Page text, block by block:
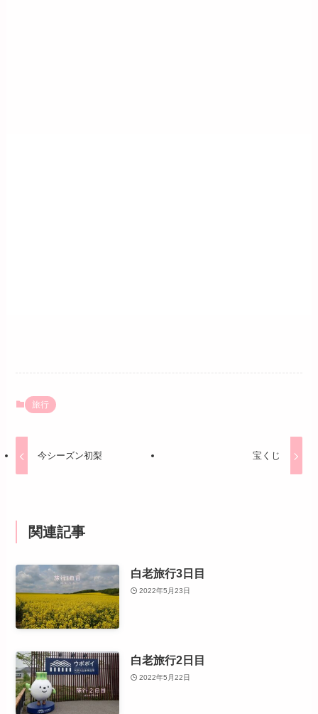
旅行
今シーズン初梨 宝くじ
関連記事
白老旅行3日目
2022年5月23日
白老旅行2日目
2022年5月22日